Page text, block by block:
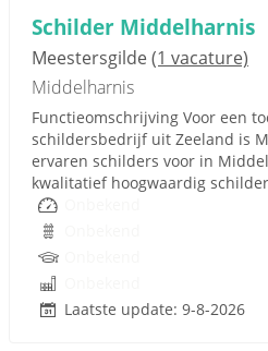
Schilder Middelharnis
Meestersgilde(1 vacature)
Middelharnis
Functieomschrijving Voor een
schildersbedrijf uit Zeeland is
ervaren schilders voor in
kwalitatief hoogwaardig
Laatste update: 9-8-2026